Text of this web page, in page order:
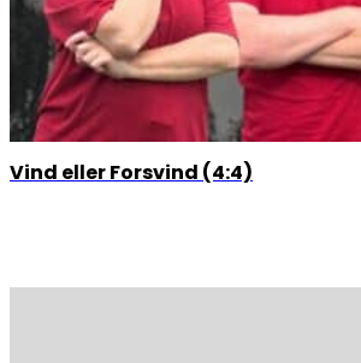
Vind eller Forsvind (4:4)